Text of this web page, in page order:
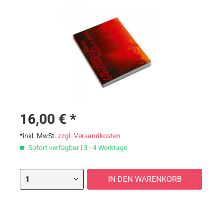
16,00 € *
*inkl. MwSt.zzgl. Versandkosten
Sofort verfügbar | 3 - 4 Werktage
IN DEN WARENKORB